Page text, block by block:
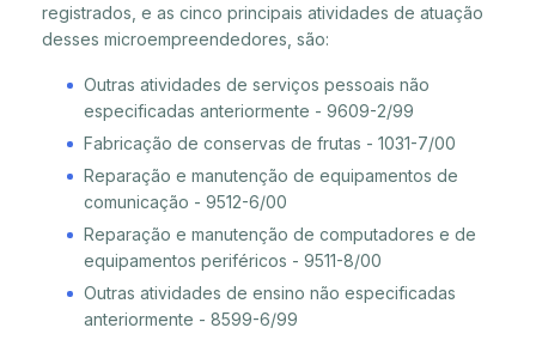
registrados, e as cinco principais atividades de atuação
desses microempreendedores, são:
Outras atividades de serviços pessoais não
especificadas anteriormente - 9609-2/99
Fabricação de conservas de frutas - 1031-7/00
Reparação e manutenção de equipamentos de
comunicação - 9512-6/00
Reparação e manutenção de computadores e de
equipamentos periféricos - 9511-8/00
Outras atividades de ensino não especificadas
anteriormente - 8599-6/99